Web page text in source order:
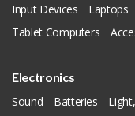
Input Devices
Laptops
Tablet Computers
Electronics
Sound
Batteries